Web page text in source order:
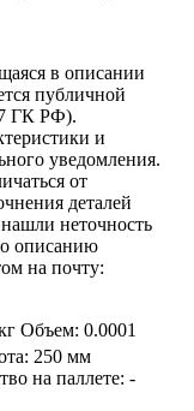
в описании
публичной
ГК РФ).
и
уведомления.
от
деталей
неточность
описанию
на почту:
Объем: 0.0001
250 мм
на паллете: -